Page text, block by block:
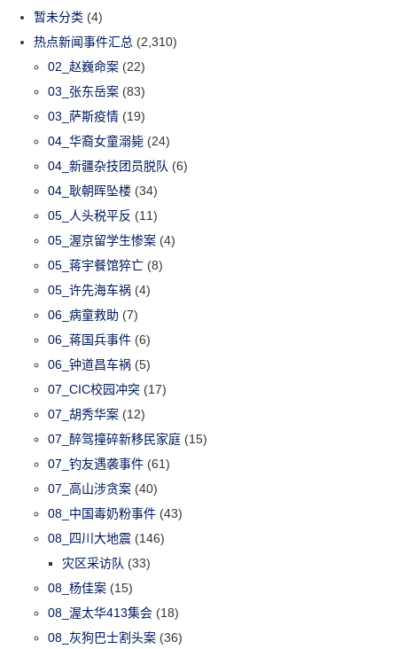
暂未分类 (4)
热点新闻事件汇总 (2,310)
02_赵巍命案 (22)
03_张东岳案 (83)
03_萨斯疫情 (19)
04_华裔女童溺毙 (24)
04_新疆杂技团员脱队 (6)
04_耿朝晖坠楼 (34)
05_人头税平反 (11)
05_渥京留学生惨案 (4)
05_蒋宇餐馆猝亡 (8)
05_许先海车祸 (4)
06_病童救助 (7)
06_蒋国兵事件 (6)
06_钟道昌车祸 (5)
07_CIC校园冲突 (17)
07_胡秀华案 (12)
07_醉驾撞碎新移民家庭 (15)
07_钓友遇袭事件 (61)
07_高山涉贪案 (40)
08_中国毒奶粉事件 (43)
08_四川大地震 (146)
灾区采访队 (33)
08_杨佳案 (15)
08_渥太华413集会 (18)
08_灰狗巴士割头案 (36)